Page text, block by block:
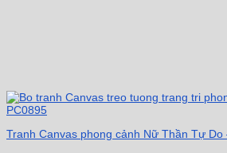
Tranh Canvas phong cảnh Nữ Thần Tự Do